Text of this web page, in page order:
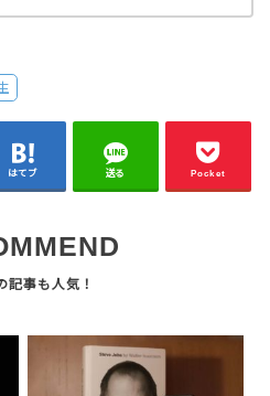
はてブ 送る Pocket